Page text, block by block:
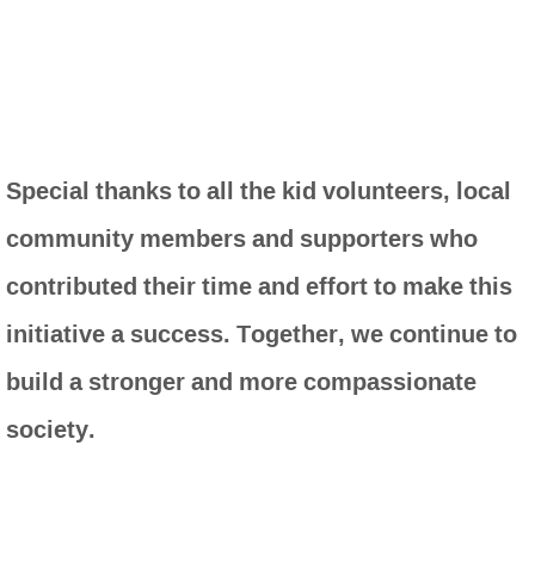
Special thanks to all the kid volunteers, local
community members and supporters who
contributed their time and effort to make this
initiative a success. Together, we continue to
build a stronger and more compassionate
society.